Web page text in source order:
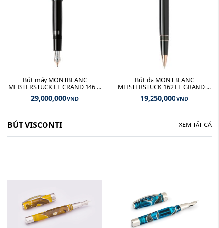
Bút máy MONTBLANC
MEISTERSTUCK LE GRAND 146 ...
29,000,000VND
Bút dạ MONTBLANC
MEISTERSTUCK 162 LE GRAND ...
19,250,000VND
BÚT VISCONTI XEM TẤT CẢ